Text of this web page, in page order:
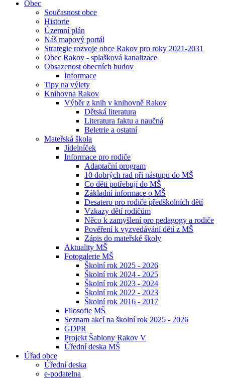
Obec
Současnost obce
Historie
Územní plán
Náš mapový portál
Strategie rozvoje obce Rakov pro roky 2021-2031
Obec Rakov - splašková kanalizace
Obsazenost obecních budov
Informace
Tipy na výlety
Knihovna Rakov
Výběr z knih v knihovně Rakov
Dětská literatura
Literatura faktu a naučná
Beletrie a ostatní
Mateřská škola
Jídelníček
Informace pro rodiče
Adaptační program
10 dobrých rad při nástupu do MŠ
Co děti potřebují do MŠ
Základní informace o MŠ
Desatero pro rodiče předškolních dětí
Vzkazy dětí rodičům
Něco k zamyšlení pro pedagogy a rodiče
Pověření k vyzvedávání dětí z MŠ
Zápis do mateřské školy
Aktuality MŠ
Fotogalerie MŠ
Školní rok 2025 - 2026
Školní rok 2024 - 2025
Školní rok 2023 - 2024
Školní rok 2022 - 2023
Školní rok 2016 - 2017
Filosofie MŠ
Seznam akcí na školní rok 2025 - 2026
GDPR
Projekt Šablony Rakov V
Úřední deska MŠ
Úřad obce
Úřední deska
e-podatelna